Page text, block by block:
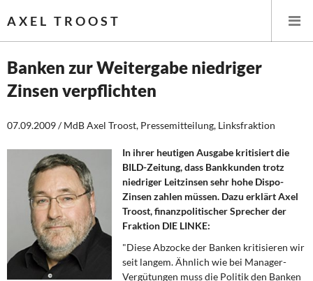
AXEL TROOST
Startseite
Themen
Leitlinien linker Wirtschafts- und Finanzpolitik
Wirtschaftspolitik
Steuer- und Finanzpolitik
Öffentliche Infrastruktur und Daseinsvorsorge
Banken zur Weitergabe niedriger
Zinsen verpflichten
07.09.2009 / MdB Axel Troost, Pressemitteilung, Linksfraktion
In ihrer heutigen Ausgabe kritisiert die
BILD-Zeitung, dass Bankkunden trotz
niedriger Leitzinsen sehr hohe Dispo-
Zinsen zahlen müssen.Dazu erklärt Axel
Troost, finanzpolitischer Sprecher der
Fraktion DIE LINKE:
"Diese Abzocke der Banken kritisieren wir
seit langem. Ähnlich wie bei Manager-
Vergütungen muss die Politik den Banken